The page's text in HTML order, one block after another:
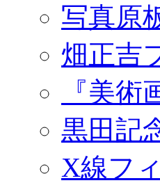
写真原
畑正吉
『美
黒田記
X線フ